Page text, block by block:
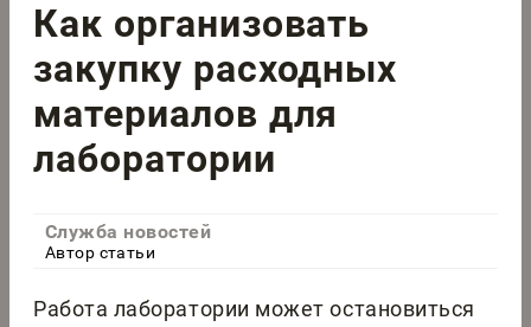
Как организовать
закупку расходных
материалов для
лаборатории
Служба новостей
Автор статьи
Работа лаборатории может остановиться